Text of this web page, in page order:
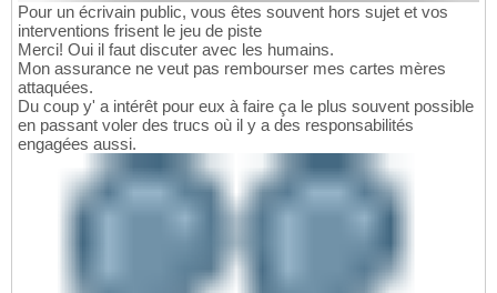
Pour un écrivain public, vous êtes souvent hors sujet et vos
interventions frisent le jeu de piste
Merci! Oui il faut discuter avec les humains.
Mon assurance ne veut pas rembourser mes cartes mères
attaquées.
Du coup y' a intérêt pour eux à faire ça le plus souvent possible
en passant voler des trucs où il y a des responsabilités
engagées aussi.